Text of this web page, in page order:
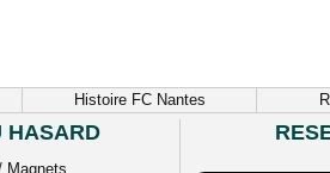
Histoire FC Nantes
HASARD
Magnets